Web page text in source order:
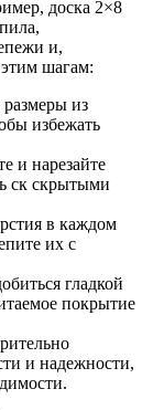
доска 2×8
и,
шагам:
из
избежать
и нарезайте
ск скрытыми
в каждом
их с
гладкой
покрытие
и надежности,